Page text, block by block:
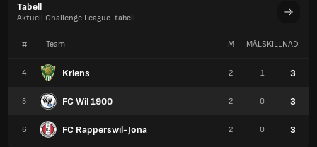
Tabell
Aktuell Challenge League-tabell
# Team
4 Kriens
5 FC Wil 1900
6 FC Rapperswil-Jona
M MÅLSKILLNAD
2 1 3
2 0 3
2 0 3